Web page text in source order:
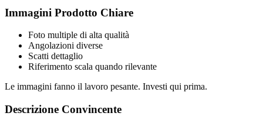
Immagini Prodotto Chiare
Foto multiple di alta qualità
Angolazioni diverse
Scatti dettaglio
Riferimento scala quando rilevante
Le immagini fanno il lavoro pesante. Investi qui prima.
Descrizione Convincente